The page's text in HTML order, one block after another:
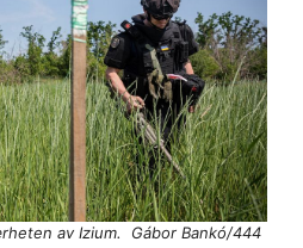
av Izium. Gábor Bankó/444